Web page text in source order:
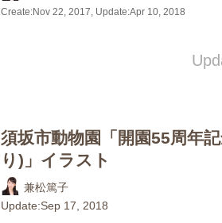
Create:Nov 22, 2017, Update:Apr 10, 2018
須坂市動物園「開園55周年
り)」イラスト
兼松篤子
Update:Sep 17, 2018